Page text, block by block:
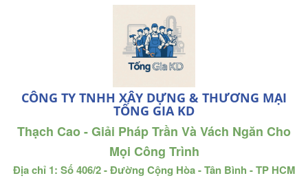
CÔNG TY TNHH XÂY DỰNG & THƯƠNG MẠI
TỐNG GIA KD
Thạch Cao - Giải Pháp Trần Và Vách Ngăn Cho
Mọi Công Trình
Địa chỉ 1: Số 406/2 - Đường Cộng Hòa - Tân Bình - TP HCM